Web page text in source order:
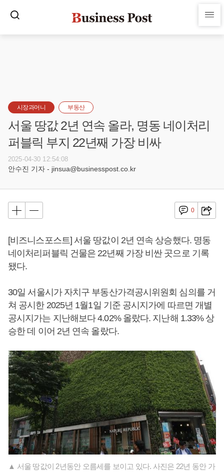
시장과머니 부동산
서울 땅값 2년 연속 올라, 명동 네이처리
퍼블릭 부지 22년째 가장 비싸
2025-04-30 12:54:08
안수진 기자 - jinsua@businesspost.co.kr
0
[비즈니스포스트] 서울 땅값이 2년 연속 상승했다. 명동
네이처리퍼블릭 건물은 22년째 가장 비싼 곳으로 기록
됐다.
30일 서울시가 자치구 부동산가격공시위원회 심의를 거
쳐 공시한 2025년 1월1일 기준 공시지가에 따르면 개별
공시지가는 지난해보다 4.02% 올랐다. 지난해 1.33% 상
승한 데 이어 2년 연속 올랐다.
▲ 서울 땅값이 2년동안 오름세를 보이고 있다. 사진은 22년 동안 가